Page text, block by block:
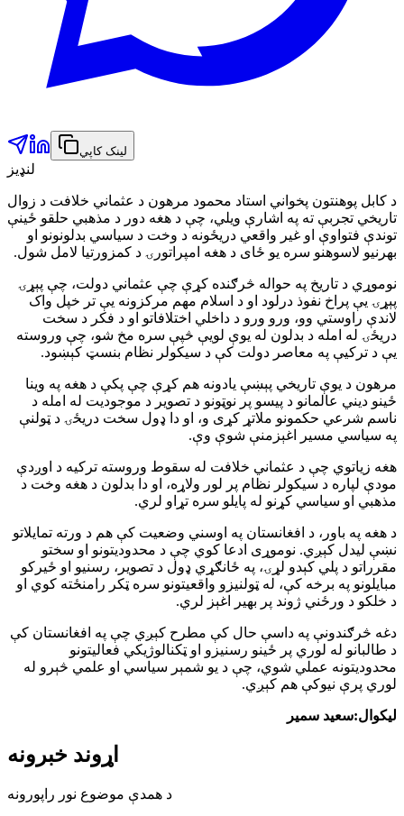
لینک کاپي
لنډیز
د کابل پوهنتون پخواني استاد محمود مرهون د عثماني خلافت د زوال
تاریخي تجربې ته په اشارې ویلي، چې د هغه دور د مذهبي حلقو ځینې
توندې فتواوې او غیر واقعي دریځونه د وخت د سیاسي بدلونونو او
بهرنیو لاسوهنو سره یو ځای د هغه امپراتورۍ د کمزورتیا لامل شول.
نوموړي د تاریخ په حواله څرګنده کړې چې عثماني دولت، چې پېړۍ
پېړۍ یې پراخ نفوذ درلود او د اسلام مهم مرکزونه یې تر خپل واک
لاندې راوستي وو، ورو ورو د داخلي اختلافاتو او د فکر د سخت
دریځۍ له امله د بدلون له یوې لویې څپې سره مخ شو، چې وروسته
یې د ترکیې په معاصر دولت کې د سیکولر نظام بنسټ کېښود.
مرهون د یوې تاریخي پېښې یادونه هم کړې چې پکې د هغه په وینا
ځینو دیني عالمانو د پیسو پر نوټونو د تصویر د موجودیت له امله د
ناسم شرعي حکمونو ملاتړ کړی و، او دا ډول سخت دریځۍ د ټولنې
په سیاسي مسیر اغېزمنې شوې وې.
هغه زیاتوي چې د عثماني خلافت له سقوط وروسته ترکیه د اوږدې
مودې لپاره د سیکولر نظام پر لور ولاړه، او دا بدلون د هغه وخت د
مذهبي او سیاسي کړنو له پایلو سره تړاو لري.
د هغه په باور، د افغانستان په اوسني وضعیت کې هم د ورته تمایلاتو
نښې لیدل کېږي. نوموړی ادعا کوي چې د محدودیتونو او سختو
مقرراتو د پلي کېدو لړۍ، په ځانګړي ډول د تصویر، رسنیو او ځیرکو
مبایلونو په برخه کې، له ټولنیزو واقعیتونو سره ټکر رامنځته کوي او
د خلکو د ورځني ژوند پر بهیر اغېز لري.
دغه څرګندونې په داسې حال کې مطرح کېږي چې په افغانستان کې
د طالبانو له لوري پر ځینو رسنیزو او ټکنالوژیکي فعالیتونو
محدودیتونه عملي شوي، چې د یو شمېر سیاسي او علمي څېرو له
لوري پرې نیوکې هم کېږي.
لیکوال:سعید سمیر
اړوند خبرونه
د همدې موضوع نور راپورونه